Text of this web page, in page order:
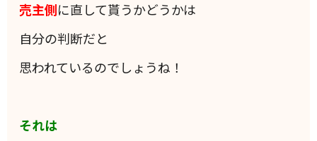
売主側に直して貰うかどうかは
自分の判断だと
思われているのでしょうね！
それは